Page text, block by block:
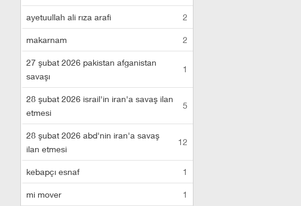
ayetuullah ali rıza arafi 2
makarnam 2
27 şubat 2026 pakistan afganistan
savaşı
1
28 şubat 2026 israil'in iran'a savaş ilan
etmesi
5
28 şubat 2026 abd'nin iran'a savaş
ilan etmesi
12
kebapçı esnaf 1
mi mover 1